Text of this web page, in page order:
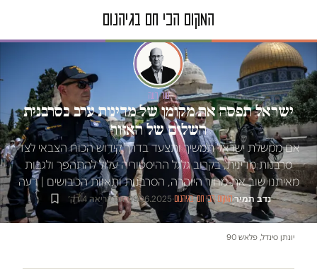
טור דעה
ישראל תפסה את מקומן של מדינות ערב כסרבנית
השלום של האזור
אם ממשלת ישראל תמשיך ותצעד בדרך קידוש הכוח הצבאי לצד
סרבנות מדינית, בקרוב גלגל ההיסטוריה עלול להתהפך ולגבּות
מאיתנו שוב את מחיר היוהרה, הסרבנות ותאוות הכיבושים | דעה
נדב תמיר·המקום הכי חם בגיהנום·
09.06.2025
·זמן קריאה 4 דק׳
יונתן סינדל, פלאש 90